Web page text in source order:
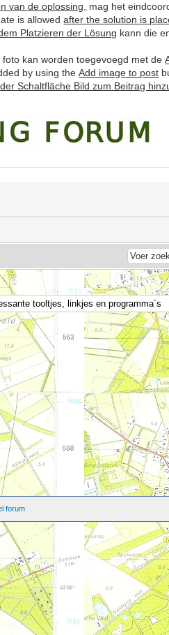
van de oplossing,
mag het
is allowedafter the solution is
Platzieren der Lösung kann die
foto kan worden toegevoegd met de
by using theAdd image to post
Schaltfläche Bild zum Beitrag
forum